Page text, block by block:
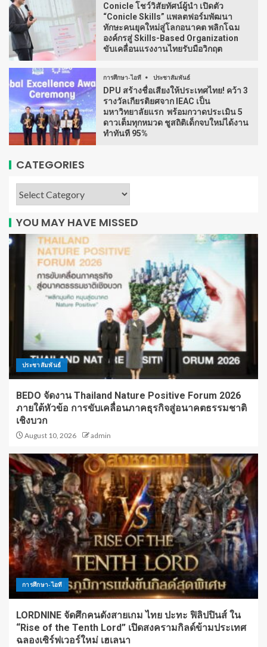
Conicle โชว์วิสัยทัศน์ผู้นำ เปิดตัว
“Conicle Skills” แพลตฟอร์มพัฒนา
ทักษะคนยุคใหม่สู่โลกอนาคต พลิกโฉม
องค์กรสู่ Skills-Based Organization
ขับเคลื่อนแรงงานไทยรับมือวิกฤต
การศึกษา-ไอที ประชาสัมพันธ์
DPU สร้างชื่อเสียงให้ประเทศไทย! คว้า 3
รางวัลเกียรติยศจาก IEAC เป็น
มหาวิทยาลัยแรก พร้อมกวาดประเมิน 5
ดาวเต็มทุกหมวด ชูสถิติเด็กจบใหม่ได้งาน
ทำทันที 95%
CATEGORIES
YOU MAY HAVE MISSED
ประชาสัมพันธ์
BEDO จัดงาน Thailand Nature Positive Forum 2026
ภายใต้หัวข้อ การขับเคลื่อนภาคธุรกิจสู่อนาคตธรรมชาติ
เชิงบวก
August 10, 2026 admin
การศึกษา-ไอที
LORDNINE จัดศึกคนดังสายเกม ไทย ปะทะ ฟิลิปปินส์ ใน
“Rise of the Tenth Lord” เปิดสงครามกิลด์ข้ามประเทศ
ฉลองเซิร์ฟเวอร์ใหม่ เฮเลนา